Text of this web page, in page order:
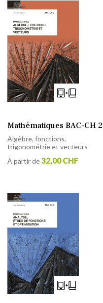
Mathématiques BAC-CH 2
Algèbre, fonctions,
trigonométrie et vecteurs
À partir de32,00 CHF